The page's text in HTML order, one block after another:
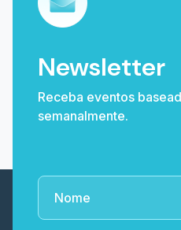
Newsletter
Receba eventos
semanalmente.